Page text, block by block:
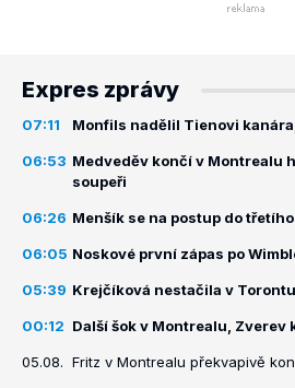
Expres zprávy
07:11 Monfils nadělil Tienovi
06:53 Medveděv končí v Montrealu
soupeři
06:26 Menšík se na postup do
06:05 Noskové první zápas po
05:39 Krejčíková nestačila v
00:12 Další šok v Montrealu, Zverev
05.08. Fritz v Montrealu překvapivě